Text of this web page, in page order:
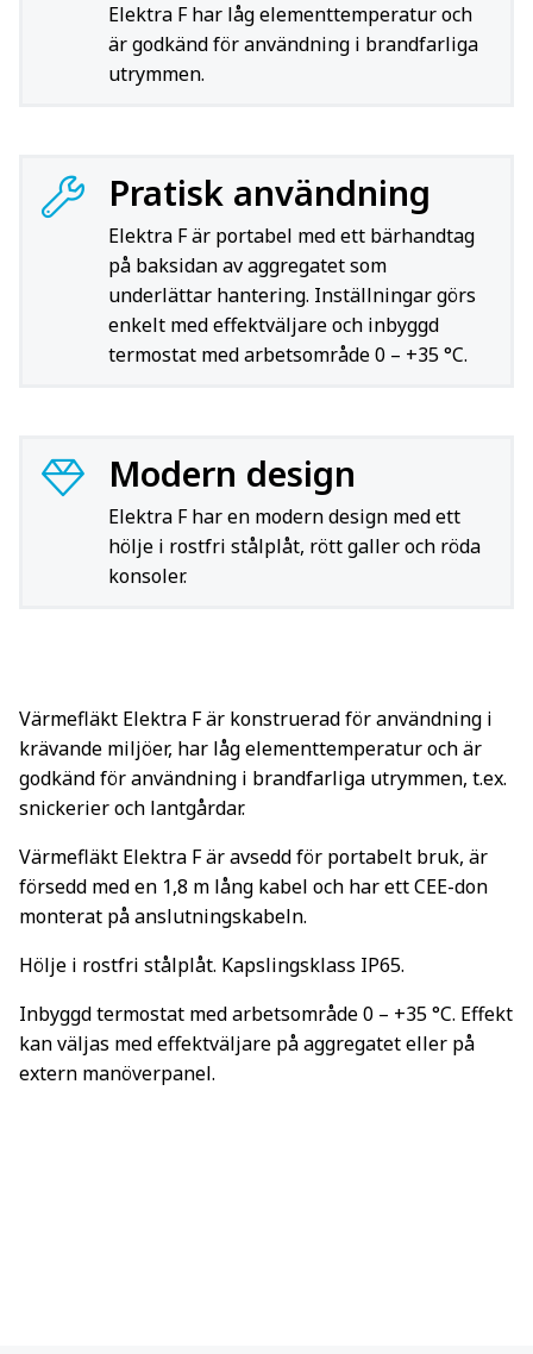
Elektra F har låg elementtemperatur och
är godkänd för användning i brandfarliga
utrymmen.
Pratisk användning
Elektra F är portabel med ett bärhandtag
på baksidan av aggregatet som
underlättar hantering. Inställningar görs
enkelt med effektväljare och inbyggd
termostat med arbetsområde 0 – +35 °C.
Modern design
Elektra F har en modern design med ett
hölje i rostfri stålplåt, rött galler och röda
konsoler.
Värmefläkt Elektra F är konstruerad för användning i
krävande miljöer, har låg elementtemperatur och är
godkänd för användning i brandfarliga utrymmen, t.ex.
snickerier och lantgårdar.
Värmefläkt Elektra F är avsedd för portabelt bruk, är
försedd med en 1,8 m lång kabel och har ett CEE-don
monterat på anslutningskabeln.
Hölje i rostfri stålplåt. Kapslingsklass IP65.
Inbyggd termostat med arbetsområde 0 – +35 °C. Effekt
kan väljas med effektväljare på aggregatet eller på
extern manöverpanel.